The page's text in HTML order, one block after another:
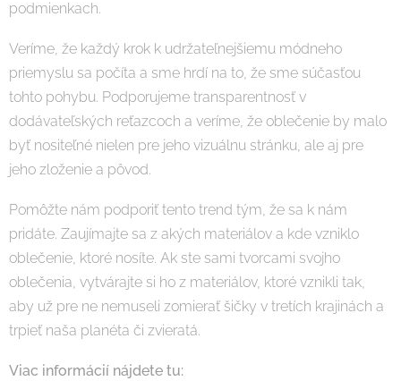
podmienkach.
Veríme, že každý krok k udržateľnejšiemu módneho
priemyslu sa počíta a sme hrdí na to, že sme súčasťou
tohto pohybu. Podporujeme transparentnosť v
dodávateľských reťazcoch a veríme, že oblečenie by malo
byť nositeľné nielen pre jeho vizuálnu stránku, ale aj pre
jeho zloženie a pôvod.
Pomôžte nám podporiť tento trend tým, že sa k nám
pridáte. Zaujímajte sa z akých materiálov a kde vzniklo
oblečenie, ktoré nosíte. Ak ste sami tvorcami svojho
oblečenia, vytvárajte si ho z materiálov, ktoré vznikli tak,
aby už pre ne nemuseli zomierať šičky v tretích krajinách a
trpieť naša planéta či zvieratá.
Viac informácií nájdete tu: